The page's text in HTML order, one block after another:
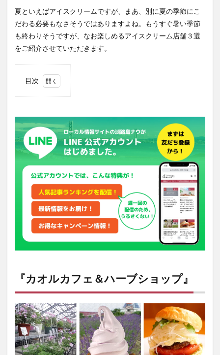
夏といえばアイスクリームですが、まあ、別に夏の季節にこ
だわる必要もなさそうではありますよね。もうすぐ暑い季節
も終わりそうですが、なお楽しめるアイスクリーム店舗３選
をご紹介させていただきます。
目次
ェ＆
ハー
ブシ
ョッ
プ』
ッコ
ト＆
ーン
ハウ
スカ
3
『lilla（リ
ラ）』
『カオルカフェ＆ハーブショップ』